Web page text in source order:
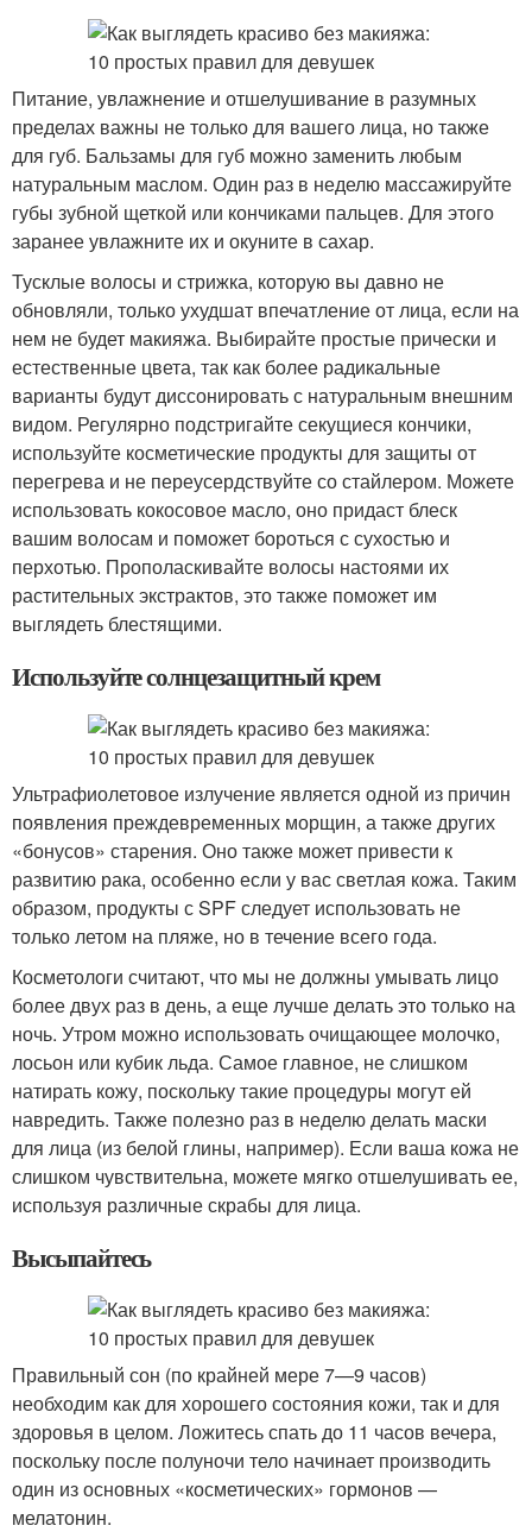
Питание, увлажнение и отшелушивание в разумных
пределах важны не только для вашего лица, но также
для губ. Бальзамы для губ можно заменить любым
натуральным маслом. Один раз в неделю массажируйте
губы зубной щеткой или кончиками пальцев. Для этого
заранее увлажните их и окуните в сахар.
Тусклые волосы и стрижка, которую вы давно не
обновляли, только ухудшат впечатление от лица, если на
нем не будет макияжа. Выбирайте простые прически и
естественные цвета, так как более радикальные
варианты будут диссонировать с натуральным внешним
видом. Регулярно подстригайте секущиеся кончики,
используйте косметические продукты для защиты от
перегрева и не переусердствуйте со стайлером. Можете
использовать кокосовое масло, оно придаст блеск
вашим волосам и поможет бороться с сухостью и
перхотью. Прополаскивайте волосы настоями их
растительных экстрактов, это также поможет им
выглядеть блестящими.
Используйте солнцезащитный крем
Ультрафиолетовое излучение является одной из причин
появления преждевременных морщин, а также других
«бонусов» старения. Оно также может привести к
развитию рака, особенно если у вас светлая кожа. Таким
образом, продукты с SPF следует использовать не
только летом на пляже, но в течение всего года.
Косметологи считают, что мы не должны умывать лицо
более двух раз в день, а еще лучше делать это только на
ночь. Утром можно использовать очищающее молочко,
лосьон или кубик льда. Самое главное, не слишком
натирать кожу, поскольку такие процедуры могут ей
навредить. Также полезно раз в неделю делать маски
для лица (из белой глины, например). Если ваша кожа не
слишком чувствительна, можете мягко отшелушивать ее,
используя различные скрабы для лица.
Высыпайтесь
Правильный сон (по крайней мере 7—9 часов)
необходим как для хорошего состояния кожи, так и для
здоровья в целом. Ложитесь спать до 11 часов вечера,
поскольку после полуночи тело начинает производить
один из основных «косметических» гормонов —
мелатонин.